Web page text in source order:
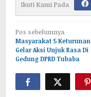
Ikuti Kami Pada
Navigasi
pos
Pos sebelumnya
Masyarakat 5 Keturunan
Gelar Aksi Unjuk Rasa Di
Gedung DPRD Tubaba